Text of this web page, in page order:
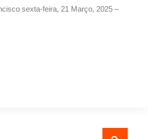
sexta-feira, 21 Março, 2025 –